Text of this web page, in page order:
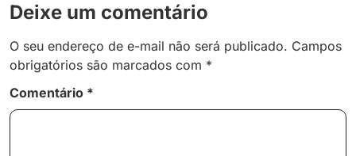
Deixe um comentário
O seu endereço de e-mail não será publicado. Campos
obrigatórios são marcados com *
Comentário *